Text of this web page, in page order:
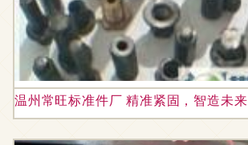
温州常旺标准件厂 精准紧固，智造未来